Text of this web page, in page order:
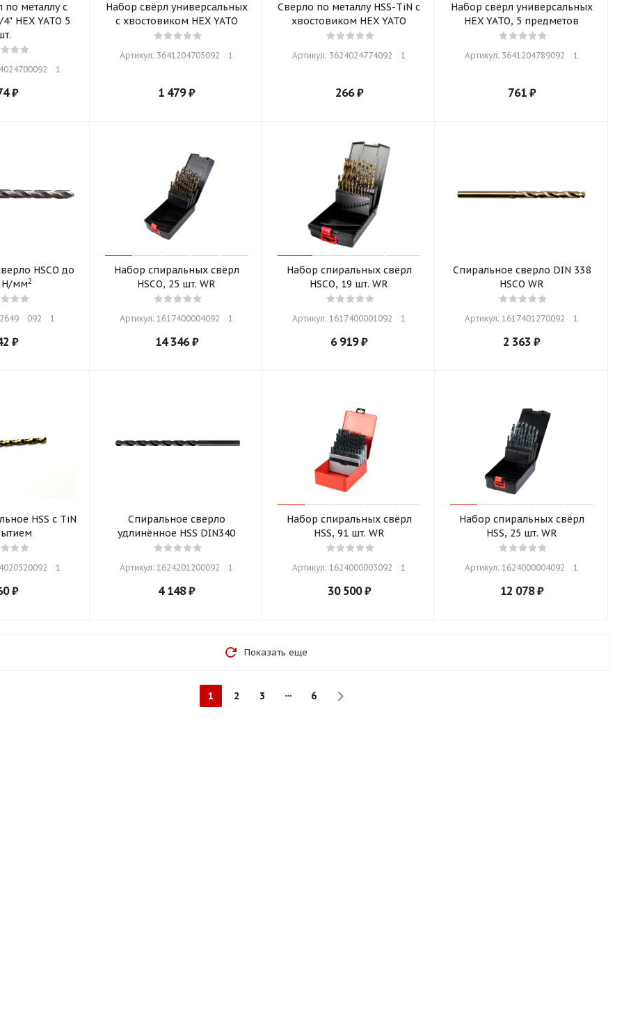
по металлу с
HEX YATO 5
1
₽
Набор свёрл универсальных
с хвостовиком HEX YATO
Артикул: 3641204705092    1
1 479₽
Сверло по металлу HSS-TiN с
хвостовиком HEX YATO
Артикул: 3624024774092    1
266₽
Набор свёрл универсальных
HEX YATO, 5 предметов
Артикул: 3641204789092    1
761₽
HSCO до
Н/мм2
092    1
₽
Набор спиральных свёрл
HSCO, 25 шт. WR
Артикул: 1617400004092    1
14 346₽
Набор спиральных свёрл
HSCO, 19 шт. WR
Артикул: 1617400001092    1
6 919₽
Спиральное сверло DIN 338
HSCO WR
Артикул: 1617401270092    1
2 363 ₽
HSS с TiN
1
₽
Спиральное сверло
удлинённое HSS DIN340
Артикул: 1624201200092    1
4 148₽
Набор спиральных свёрл
HSS, 91 шт. WR
Артикул: 1624000003092    1
30 500₽
Набор спиральных свёрл
HSS, 25 шт. WR
Артикул: 1624000004092    1
12 078₽
Показать еще
1 2 3 6